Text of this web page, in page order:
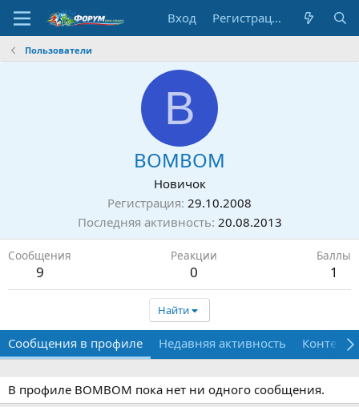
Вход Регистрация
Пользователи
B
BOMBOM
Новичок
Регистрация 29.10.2008
Последняя активность 20.08.2013
Сообщения
9
Реакции
0
Баллы
1
Найти
Сообщения в профиле Недавняя активность Контент
В профиле BOMBOM пока нет ни одного сообщения.